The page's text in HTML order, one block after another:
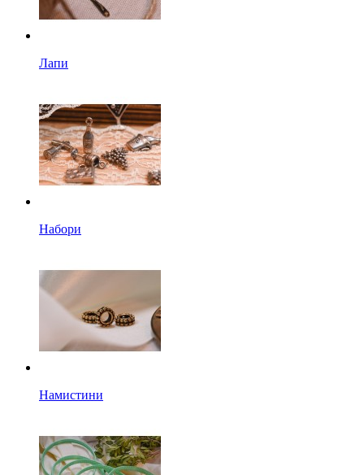
Лапи
Набори
Намистини